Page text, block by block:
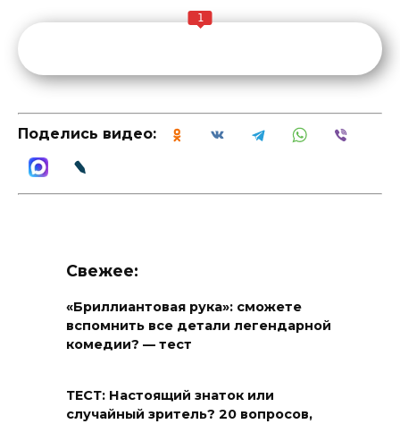
1
Поделись видео:
Свежее:
«Бриллиантовая рука»: сможете
вспомнить все детали легендарной
комедии? — тест
ТЕСТ: Настоящий знаток или
случайный зритель? 20 вопросов,